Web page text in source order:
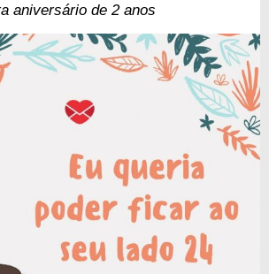
aniversário de 2 anos